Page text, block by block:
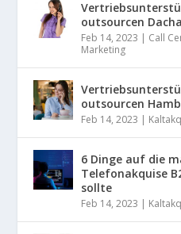
outsourcen
Feb 14, 2023 | Call
Marketing
outsourcen
Feb 14, 2023 |
6 Dinge auf die
Telefonakquise
sollte
Feb 14, 2023 |